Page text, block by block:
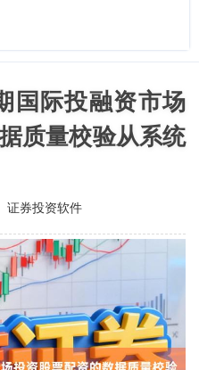
国际投融资市场
质量校验从系统
证券投资软件